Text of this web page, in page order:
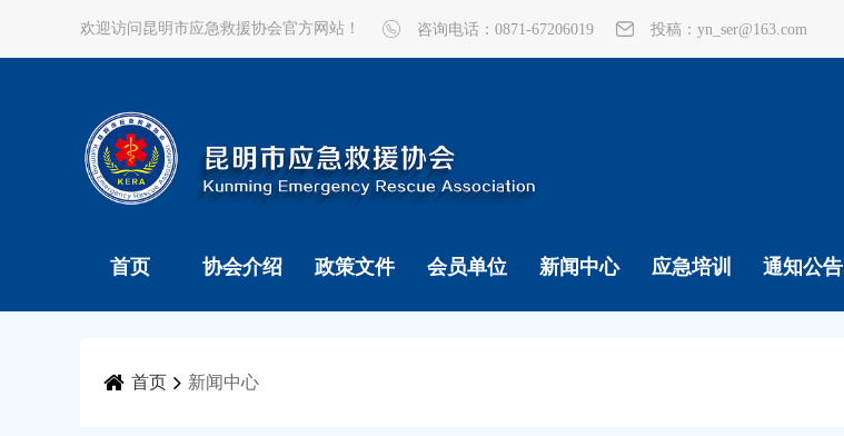
欢迎访问昆明市应急救援协会官方网站！ 咨询电话：0871-67206019 投稿：yn_ser@163.com
首页 协会介绍 政策文件 会员单位 新闻中心 应急培训 通知公告
首页 新闻中心